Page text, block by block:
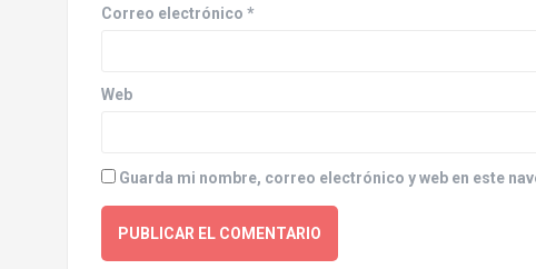
Correo electrónico *
Web
Guarda mi nombre, correo electrónico y web en este